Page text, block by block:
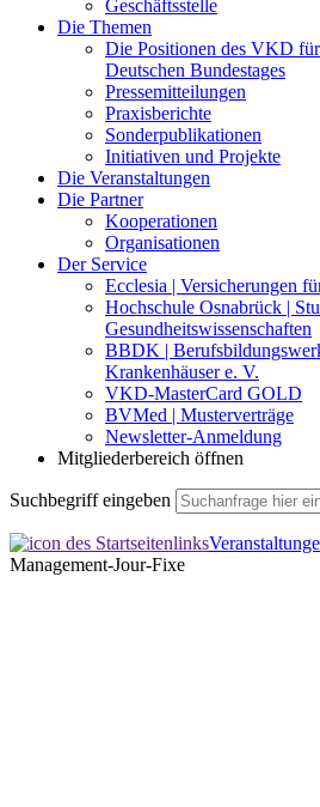
Geschäftsstelle
Die Themen
Die Positionen des VKD
Deutschen Bundestages
Pressemitteilungen
Praxisberichte
Sonderpublikationen
Initiativen und Projekte
Die Veranstaltungen
Die Partner
Kooperationen
Organisationen
Der Service
Ecclesia | Versicherungen
Hochschule Osnabrück |
Gesundheitswissenschaften
BBDK |
Krankenhäuser e. V.
VKD-MasterCard GOLD
BVMed | Musterverträge
Newsletter-Anmeldung
Mitgliederbereich öffnen
Suchbegriff eingeben
Management-Jour-Fixe